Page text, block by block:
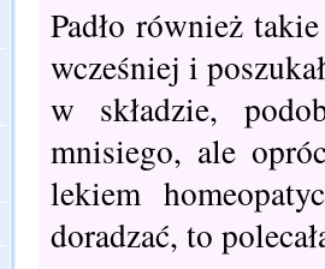
Padło również
wcześniej i
w składzie,
mnisiego, ale
lekiem
doradzać, to